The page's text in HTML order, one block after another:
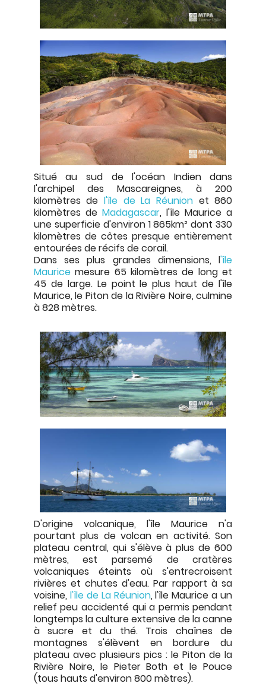
Situé au sud de l'océan Indien dans
l'archipel des Mascareignes, à 200
kilomètres del'île de La Réunionet 860
kilomètres de Madagascar, l'île Maurice a
une superficie d'environ 1 865km² dont 330
kilomètres de côtes presque entièrement
entourées de récifs de corail.
Dans ses plus grandes dimensions, l'île
Mauricemesure 65 kilomètres de long et
45 de large. Le point le plus haut de l'île
Maurice, le Piton de la Rivière Noire, culmine
à 828 mètres.
D'origine volcanique, l'île Maurice n'a
pourtant plus de volcan en activité. Son
plateau central, qui s'élève à plus de 600
mètres, est parsemé de cratères
volcaniques éteints où s'entrecroisent
rivières et chutes d'eau. Par rapport à sa
voisine, l'île de La Réunion, l'île Maurice a un
relief peu accidenté qui a permis pendant
longtemps la culture extensive de la canne
à sucre et du thé. Trois chaînes de
montagnes s'élèvent en bordure du
plateau avec plusieurs pics : le Piton de la
Rivière Noire, le Pieter Both et le Pouce
(tous hauts d'environ 800 mètres).